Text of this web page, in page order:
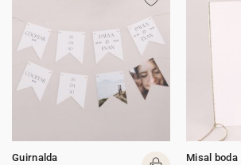
Guirnalda
Misal boda